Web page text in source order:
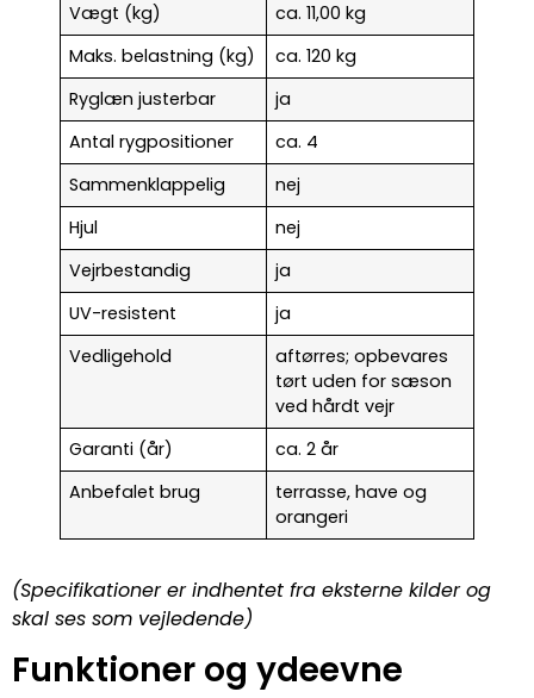
Vægt (kg)
ca. 11,00 kg
Maks. belastning (kg)
ca. 120 kg
Ryglæn justerbar
ja
Antal rygpositioner
ca. 4
Sammenklappelig
nej
Hjul
nej
Vejrbestandig
ja
UV-resistent
ja
Vedligehold
aftørres; opbevares
tørt uden for sæson
ved hårdt vejr
Garanti (år)
ca. 2 år
Anbefalet brug
terrasse, have og
orangeri
(Specifikationer er indhentet fra eksterne kilder og
skal ses som vejledende)
Funktioner og ydeevne